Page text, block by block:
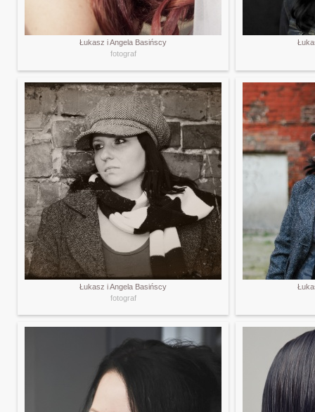
Łukasz i Angela Basińscy
fotograf
Łukasz i Angela Basińscy
fotograf